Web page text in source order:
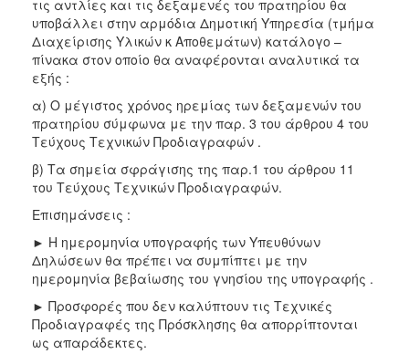
τις αντλίες και τις δεξαμενές του πρατηρίου θα
υποβάλλει στην αρμόδια Δημοτική Υπηρεσία (τμήμα
Διαχείρισης Υλικών κ Αποθεμάτων) κατάλογο –
πίνακα στον οποίο θα αναφέρονται αναλυτικά τα
εξής :
α) Ο μέγιστος χρόνος ηρεμίας των δεξαμενών του
πρατηρίου σύμφωνα με την παρ. 3 του άρθρου 4 του
Τεύχους Τεχνικών Προδιαγραφών .
β) Τα σημεία σφράγισης της παρ.1 του άρθρου 11
του Τεύχους Τεχνικών Προδιαγραφών.
Επισημάνσεις :
► H ημερομηνία υπογραφής των Υπευθύνων
Δηλώσεων θα πρέπει να συμπίπτει με την
ημερομηνία βεβαίωσης του γνησίου της υπογραφής .
► Προσφορές που δεν καλύπτουν τις Τεχνικές
Προδιαγραφές της Πρόσκλησης θα απορρίπτονται
ως απαράδεκτες.